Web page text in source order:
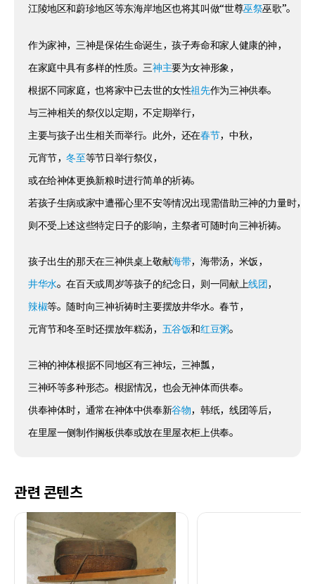
江陵地区和蔚珍地区等东海岸地区也将其叫做“世尊巫祭巫歌”。
作为家神，三神是保佑生命诞生，孩子寿命和家人健康的神，
在家庭中具有多样的性质。三神主要为女神形象，
根据不同家庭，也将家中已去世的女性祖先作为三神供奉。
与三神相关的祭仪以定期，不定期举行，
主要与孩子出生相关而举行。此外，还在春节，中秋，
元宵节，冬至等节日举行祭仪，
或在给神体更换新粮时进行简单的祈祷。
若孩子生病或家中遭罹心里不安等情况出现需借助三神的力量时，
则不受上述这些特定日子的影响，主祭者可随时向三神祈祷。
孩子出生的那天在三神供桌上敬献海带，海带汤，米饭，
井华水。在百天或周岁等孩子的纪念日，则一同献上线团，
辣椒等。随时向三神祈祷时主要摆放井华水。春节，
元宵节和冬至时还摆放年糕汤， 五谷饭和红豆粥。
三神的神体根据不同地区有三神坛，三神瓢，
三神环等多种形态。根据情况，也会无神体而供奉。
供奉神体时，通常在神体中供奉新谷物，韩纸，线团等后，
在里屋一侧制作搁板供奉或放在里屋衣柜上供奉。
관련 콘텐츠